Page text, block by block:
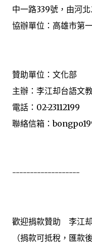
中一路339號，由河北
協辦單位：高雄市第
贊助單位：文化部
主辦：李江却台語文
電話：02-23112199
聯絡信箱：
-------------------
歡迎捐款贊助 李江
（捐款可抵稅，匯款